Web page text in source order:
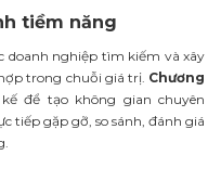
tiềm năng
doanh nghiệp tìm kiếm và xây
trong chuỗi giá trị. Chương
để tạo không gian chuyên
tiếp gặp gỡ, so sánh, đánh giá